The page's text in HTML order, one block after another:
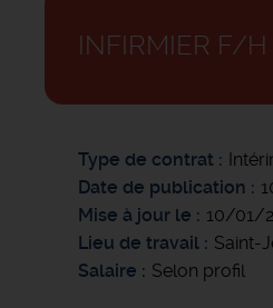
INFIRMIER F/H
Type de contrat
Date de publication
Mise à jour le
10/01/
Lieu de travail
Saint-
Salaire
Selon profil